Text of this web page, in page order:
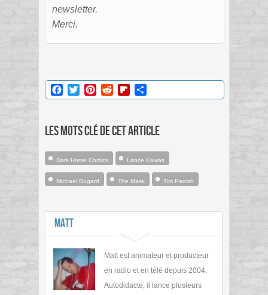
newsletter.
Merci.
Facebook
TwitterPinterestRedditFlipboard
Les mots clé de cet article
Dark Horse Comics Lance Kawas
Michael Bugard The Mask Tim Parrish
Matt
Matt est animateur et producteur
en radio et en télé depuis 2004.
Autodidacte, il lance plusieurs